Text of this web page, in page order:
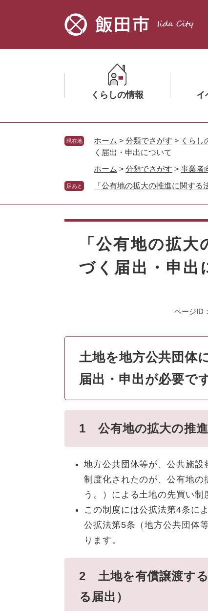
文
くらしの情報
ニ
ひ
イ
ニ
ュ
を
ひ
現在地 ホーム > 分類でさがす > くらし
く届出・申出について
ホーム > 分類でさがす > 事業者
足あと 「公有地の拡大の推進に関す
「公有地の拡
づく届出・申出
ページID
土地を地方公共団体
届出・申出が必要で
1 公有地の拡大の推
地方公共団体等が、公共施
制度化されたのが、公有地
う。）による土地の先買い制
この制度には公拡法第4条に
公拡法第5条（地方公共団体
ります。
2 土地を有償譲渡する
る届出）